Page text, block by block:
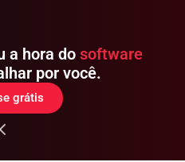
a hora do software
por você.
grátis